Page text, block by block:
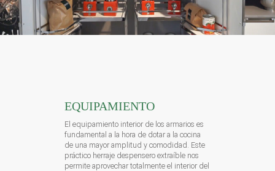
EQUIPAMIENTO
El equipamiento interior de los armarios es
fundamental a la hora de dotar a la cocina
de una mayor amplitud y comodidad. Este
práctico herraje despensero extraíble nos
permite aprovechar totalmente el interior del